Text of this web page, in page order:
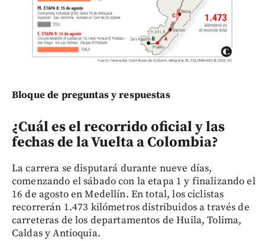
Bloque de preguntas y respuestas
¿Cuál es el recorrido oficial y las
fechas de la Vuelta a Colombia?
La carrera se disputará durante nueve días,
comenzando el sábado con la etapa 1 y finalizando el
16 de agosto en Medellín. En total, los ciclistas
recorrerán 1.473 kilómetros distribuidos a través de
carreteras de los departamentos de Huila, Tolima,
Caldas y Antioquia.